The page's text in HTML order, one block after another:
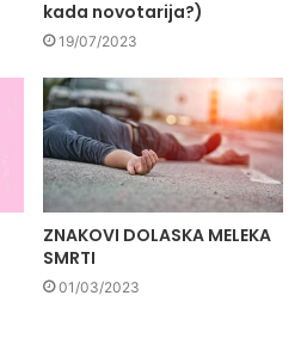
kada novotarija?)
19/07/2023
ZNAKOVI DOLASKA MELEKA
SMRTI
01/03/2023